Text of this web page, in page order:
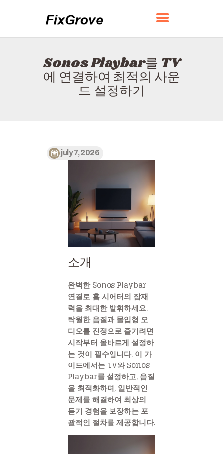
Sonos Playbar를 TV
에 연결하여 최적의 사운
드 설정하기
FIXGROVE
홈
소개
연락하다
july 7, 2026
소개
완벽한 Sonos Playbar
연결로 홈 시어터의 잠재
력을 최대한 발휘하세요.
탁월한 음질과 몰입형 오
디오를 진정으로 즐기려면
시작부터 올바르게 설정하
는 것이 필수입니다. 이 가
이드에서는 TV와 Sonos
Playbar를 설정하고, 음질
을 최적화하며, 일반적인
문제를 해결하여 최상의
듣기 경험을 보장하는 포
괄적인 절차를 제공합니다.